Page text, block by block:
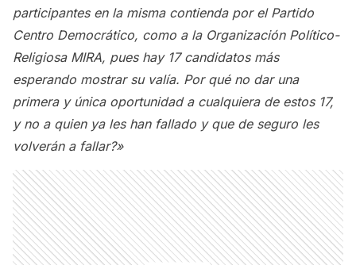
participantes en la misma contienda por el Partido
Centro Democrático, como a la Organización Político-
Religiosa MIRA, pues hay 17 candidatos más
esperando mostrar su valía. Por qué no dar una
primera y única oportunidad a cualquiera de estos 17,
y no a quien ya les han fallado y que de seguro les
volverán a fallar?»